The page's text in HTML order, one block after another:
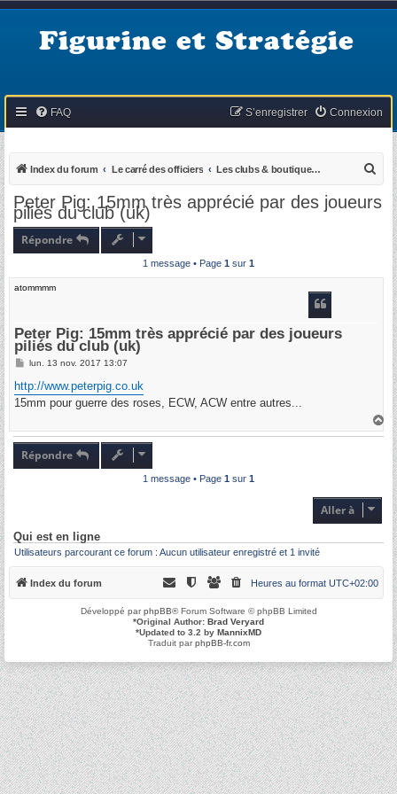
Figurine et Stratégie
FAQ Connexion
S’enregistrer
Index du forum Le carré des officiers Les clubs & boutiques partenaires du club
c
Peter Pig: 15mm très apprécié par des joueurs
piliés du club (uk)
Répondre
1 message • Page 1 sur 1
atommmm
Peter Pig: 15mm très apprécié par des joueurs
piliés du club (uk)
M
s
s
a
lun. 13 nov. 2017 13:07
http://www.peterpig.co.uk
15mm pour guerre des roses, ECW, ACW entre autres...
H
Répondre
1 message • Page 1 sur 1
Aller à
Qui est en ligne
Utilisateurs parcourant ce forum : Aucun utilisateur enregistré et 1 invité
Index du forum Heures au format UTC+02:00
Développé parphpBB® Forum Software © phpBB Limited
*Original Author: Brad Veryard
*Updated to 3.2 by MannixMD
Traduit parphpBB-fr.com